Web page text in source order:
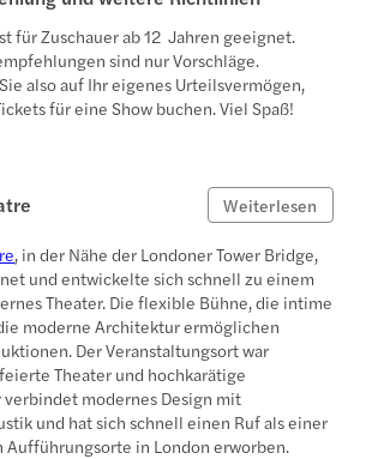
für Zuschauer ab 12 Jahren geeignet.
sind nur Vorschläge.
also auf Ihr eigenes Urteilsvermögen,
für eine Show buchen. Viel Spaß!
Weiterlesen
, in der Nähe der Londoner Tower Bridge,
und entwickelte sich schnell zu einem
Theater. Die flexible Bühne, die intime
moderne Architektur ermöglichen
Der Veranstaltungsort war
Theater und hochkarätige
modernes Design mit
und hat sich schnell einen Ruf als einer
Aufführungsorte in London erworben.